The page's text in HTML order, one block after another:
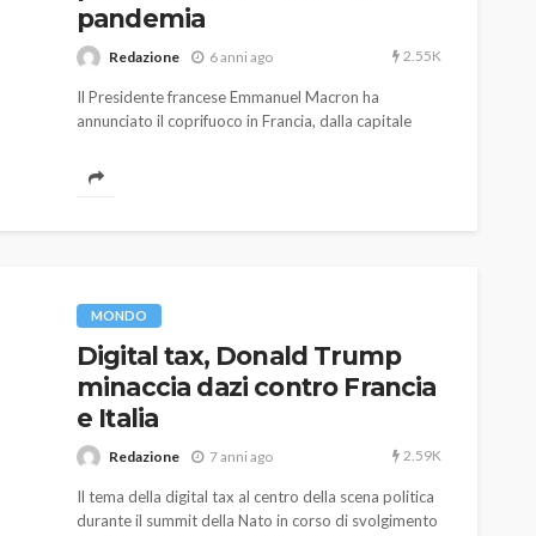
pandemia
Redazione 6 anni ago 2.55K
Il Presidente francese Emmanuel Macron ha
annunciato il coprifuoco in Francia, dalla capitale
decisione è scattata a causa dell'aumento
MONDO
Digital tax, Donald Trump
minaccia dazi contro Francia
e Italia
Redazione 7 anni ago 2.59K
Il tema della digital tax al centro della scena politica
durante il summit della Nato in corso di svolgimento
prato
783
Davis: tennis mondiale e
passione per
l’automobilismo
god 9 mesi ago